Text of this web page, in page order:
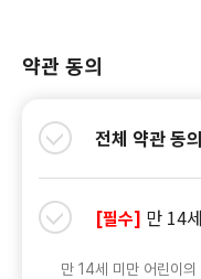
약관 동의
전체 약관 동의
[필수] 만 14
만 14세 미만 어린이